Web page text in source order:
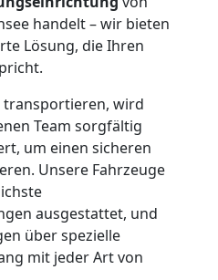
handelt – wir bieten
Lösung, die Ihren
transportieren, wird
Team sorgfältig
um einen sicheren
Unsere Fahrzeuge
ausgestattet, und
über spezielle
mit jeder Art von